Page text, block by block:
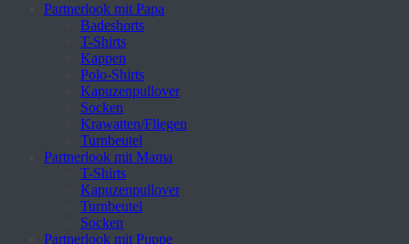
Partnerlook mit Papa
Badeshorts
T-Shirts
Kappen
Polo-Shirts
Kapuzenpullover
Socken
Krawatten/Fliegen
Turnbeutel
Partnerlook mit Mama
T-Shirts
Kapuzenpullover
Turnbeutel
Socken
Partnerlook mit Puppe